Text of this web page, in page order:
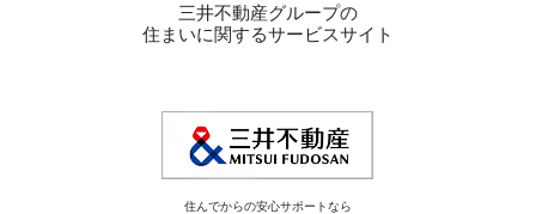
三井不動産グループの
住まいに関するサービスサイト
住んでからの安心サポートなら